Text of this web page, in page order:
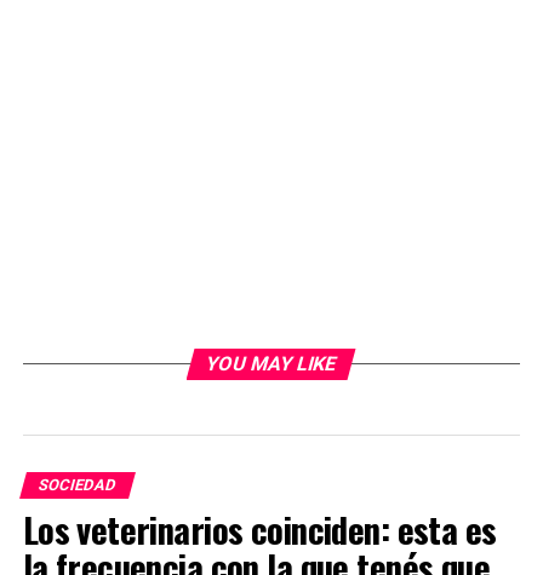
YOU MAY LIKE
SOCIEDAD
Los veterinarios coinciden: esta es